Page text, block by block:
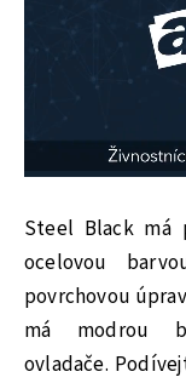
Steel Black má
ocelovou
povrchovou
má modrou
ovladače.